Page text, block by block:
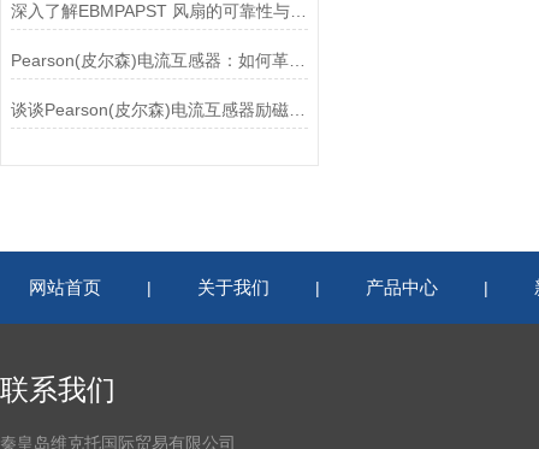
深入了解EBMPAPST 风扇的可靠性与耐用性
Pearson(皮尔森)电流互感器：如何革新电力监控？
谈谈Pearson(皮尔森)电流互感器励磁特性试验的目的
网站首页 | 关于我们 | 产品中心 |
联系我们
秦皇岛维克托国际贸易有限公司